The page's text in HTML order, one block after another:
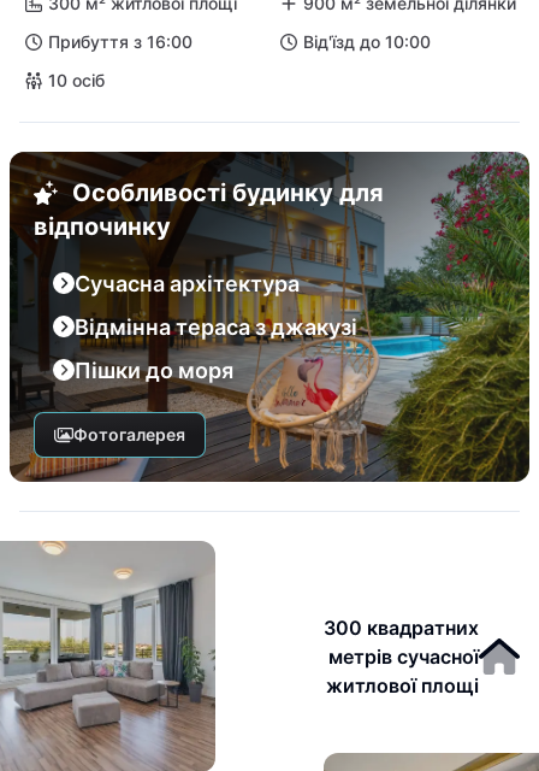
Прибуття з 16:00
Від'їзд до 10:00
10 осіб
Особливості будинку для
відпочинку
Сучасна архітектура
Відмінна тераса з джакузі
Пішки до моря
Фотогалерея
300 квадратних
метрів сучасної
житлової площі